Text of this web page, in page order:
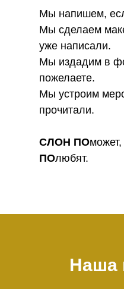
Мы напишем,
Мы сделаем
уже написали.
Мы издадим в
пожелаете.
Мы устроим
прочитали.
СЛОН ПО
ПОлюбят.
Наша